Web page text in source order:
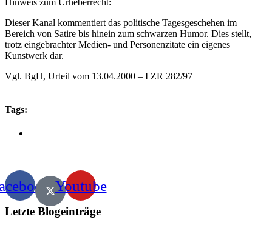
Dieser Kanal kommentiert das politische Tagesgeschehen im
Bereich von Satire bis hinein zum schwarzen Humor. Dies stellt,
trotz eingebrachter Medien- und Personenzitate ein eigenes
Kunstwerk dar.
Vgl. BgH, Urteil vom 13.04.2000 – I ZR 282/97
Tags:
Youtube
Letzte Blogeinträge